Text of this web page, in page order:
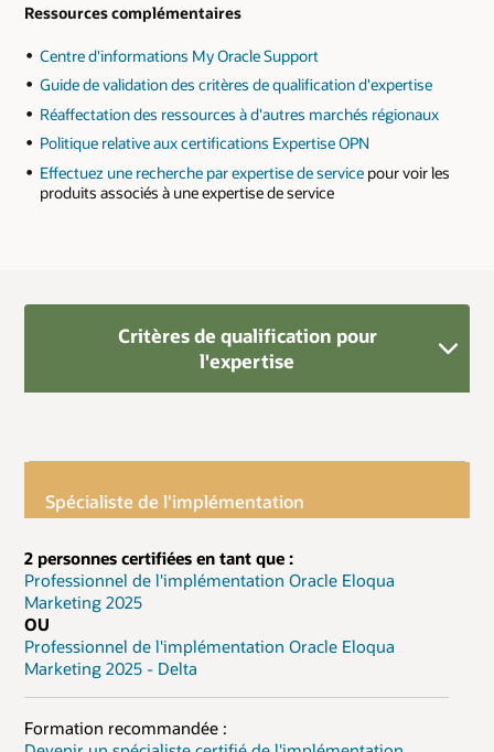
Ressources complémentaires
Centre d'informations My Oracle Support
Guide de validation des critères de qualification d'expertise
Réaffectation des ressources à d'autres marchés régionaux
Politique relative aux certifications Expertise OPN
Effectuez une recherche par expertise de service pour voir les
produits associés à une expertise de service
Critères de qualification pour
l'expertise
Spécialiste de l'implémentation
2 personnes certifiées en tant que :
Professionnel de l'implémentation Oracle Eloqua
Marketing 2025
OU
Professionnel de l'implémentation Oracle Eloqua
Marketing 2025 - Delta
Formation recommandée :